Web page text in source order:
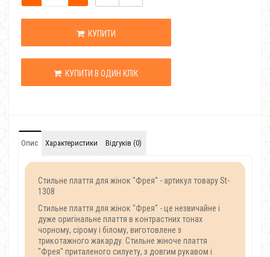
КУПИТИ
КУПИТИ В ОДИН КЛІК
Опис Характеристики Відгуків (0)
Стильне плаття для жінок "Фрея" - артикул товаруSt-
1308
Стильне плаття для жінок "Фрея" -це незвичайне і
дуже оригінальне плаття в контрастнихтонах
чорному, сіромуі білому, виготовлене з
трикотажного жакарду Стильне жіноче плаття
"Фрея" приталеного силуету, з довгим рукавом і